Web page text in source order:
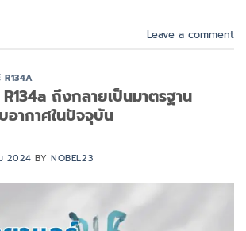
Leave a comment
R134A
ถึงกลายเป็นมาตรฐาน
อากาศในปัจจุบัน
2024 BYNOBEL23